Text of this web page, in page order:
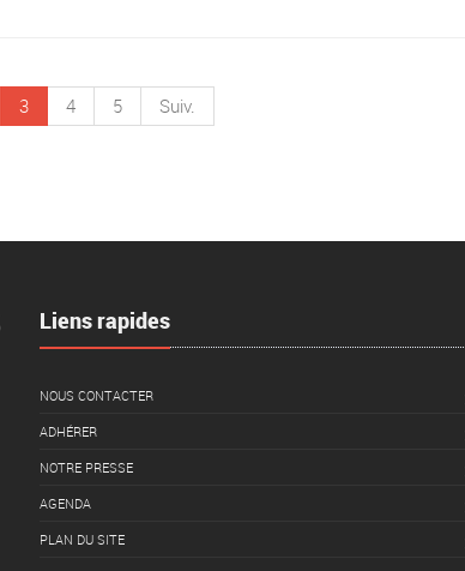
3 4 5 Suiv.
Liens rapides
NOUS CONTACTER
ADHÉRER
NOTRE PRESSE
AGENDA
PLAN DU SITE